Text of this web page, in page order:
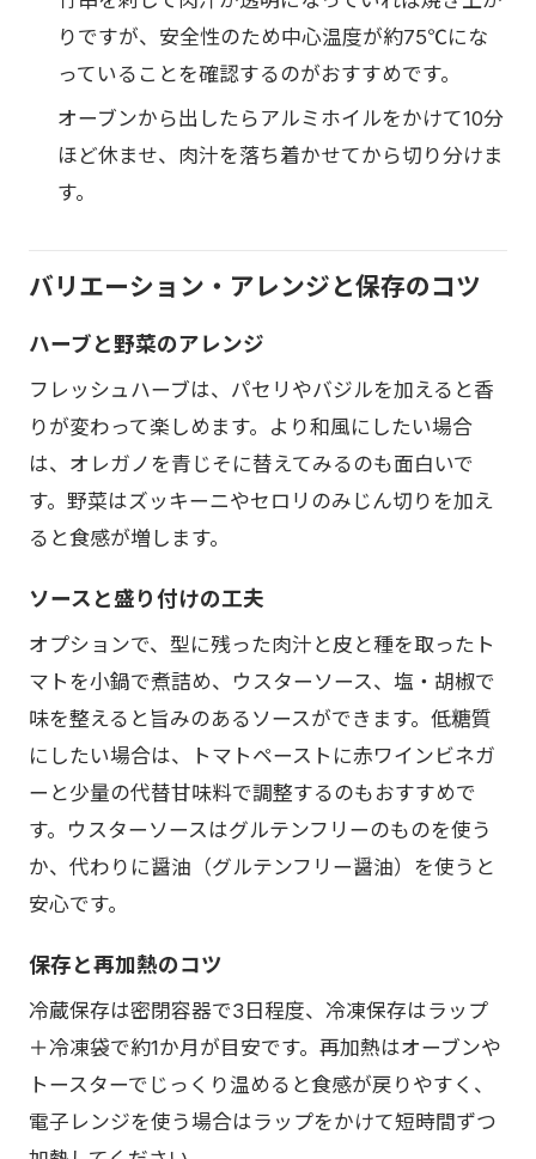
りですが、安全性のため中心温度が約75℃にな
っていることを確認するのがおすすめです。
オーブンから出したらアルミホイルをかけて10分
ほど休ませ、肉汁を落ち着かせてから切り分けま
す。
バリエーション・アレンジと保存のコツ
ハーブと野菜のアレンジ
フレッシュハーブは、パセリやバジルを加えると香
りが変わって楽しめます。より和風にしたい場合
は、オレガノを青じそに替えてみるのも面白いで
す。野菜はズッキーニやセロリのみじん切りを加え
ると食感が増します。
ソースと盛り付けの工夫
オプションで、型に残った肉汁と皮と種を取ったト
マトを小鍋で煮詰め、ウスターソース、塩・胡椒で
味を整えると旨みのあるソースができます。低糖質
にしたい場合は、トマトペーストに赤ワインビネガ
ーと少量の代替甘味料で調整するのもおすすめで
す。ウスターソースはグルテンフリーのものを使う
か、代わりに醤油（グルテンフリー醤油）を使うと
安心です。
保存と再加熱のコツ
冷蔵保存は密閉容器で3日程度、冷凍保存はラップ
＋冷凍袋で約1か月が目安です。再加熱はオーブンや
トースターでじっくり温めると食感が戻りやすく、
電子レンジを使う場合はラップをかけて短時間ずつ